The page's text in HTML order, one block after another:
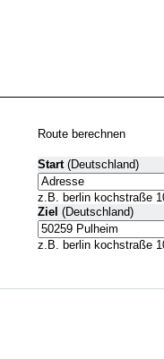
Route berechnen
Start(Deutschland)
z.B. berlin kochstraße
Ziel (Deutschland)
z.B. berlin kochstraße